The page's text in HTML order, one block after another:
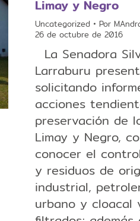
Limay y Negro
Uncategorized Por
26 de octubre de 2016
La Senadora
Larraburu
solicitando
acciones
preservación de
Limay y Negro,
conocer el
y residuos de
industrial,
urbano y cloacal